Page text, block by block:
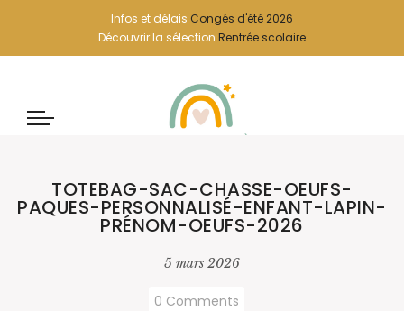
Infos et délais Congés d'été 2026
Découvrir la sélection Rentrée scolaire
TOTEBAG-SAC-CHASSE-OEUFS-
PAQUES-PERSONNALISÉ-ENFANT-LAPIN-
PRÉNOM-OEUFS-2026
5 mars 2026
0 Comments